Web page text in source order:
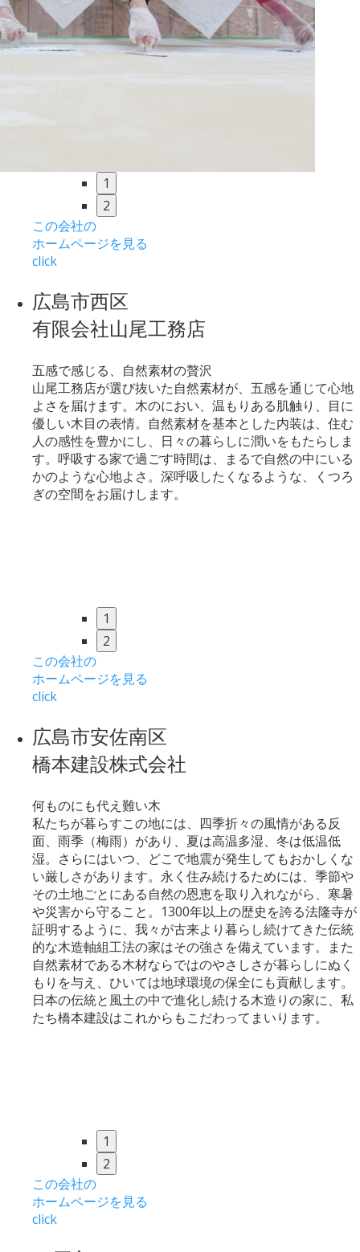
1
2
この会社の
ホームページを見る
click
広島市西区
有限会社山尾工務店
五感で感じる、自然素材の贅沢
山尾工務店が選び抜いた自然素材が、五感を通じて心地
よさを届けます。木のにおい、温もりある肌触り、目に
優しい木目の表情。自然素材を基本とした内装は、住む
人の感性を豊かにし、日々の暮らしに潤いをもたらしま
す。呼吸する家で過ごす時間は、まるで自然の中にいる
かのような心地よさ。深呼吸したくなるような、くつろ
ぎの空間をお届けします。
1
2
この会社の
ホームページを見る
click
広島市安佐南区
橋本建設株式会社
何ものにも代え難い木
私たちが暮らすこの地には、四季折々の風情がある反
面、雨季（梅雨）があり、夏は高温多湿、冬は低温低
湿。さらにはいつ、どこで地震が発生してもおかしくな
い厳しさがあります。永く住み続けるためには、季節や
その土地ごとにある自然の恩恵を取り入れながら、寒暑
や災害から守ること。1300年以上の歴史を誇る法隆寺が
証明するように、我々が古来より暮らし続けてきた伝統
的な木造軸組工法の家はその強さを備えています。また
自然素材である木材ならではのやさしさが暮らしにぬく
もりを与え、ひいては地球環境の保全にも貢献します。
日本の伝統と風土の中で進化し続ける木造りの家に、私
たち橋本建設はこれからもこだわってまいります。
1
2
この会社の
ホームページを見る
click